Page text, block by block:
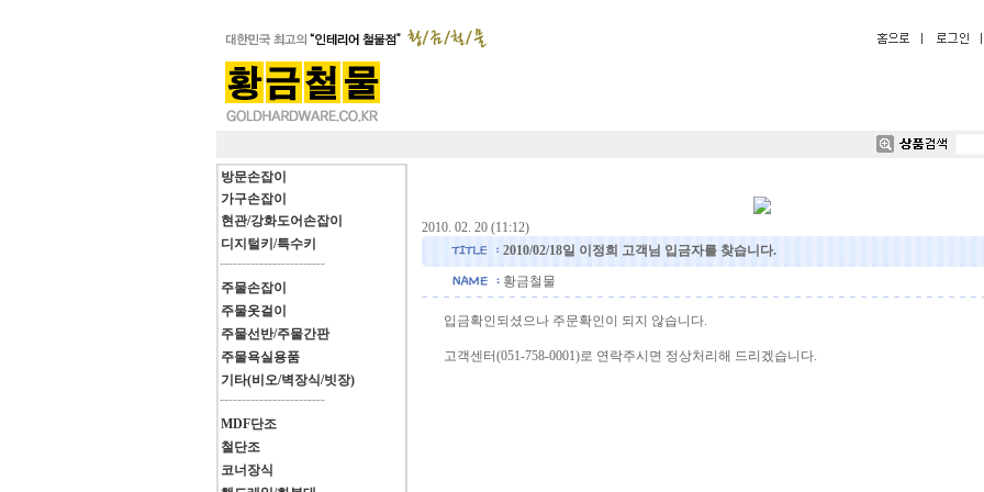
방문손잡이
가구손잡이
현관/강화도어손잡이
디지털키/특수키
------------------------
주물손잡이
주물옷걸이
주물선반/주물간판
주물욕실용품
기타(비오/벽장식/빗장)
------------------------
MDF단조
철단조
코너장식
2010. 02. 20 (11:12)
2010/02/18일 이정희 고객님 입금자를 찾습니다.
황금철물
입금확인되셨으나 주문확인이 되지 않습니다.
고객센터(051-758-0001)로 연락주시면 정상처리해 드리겠습니다.